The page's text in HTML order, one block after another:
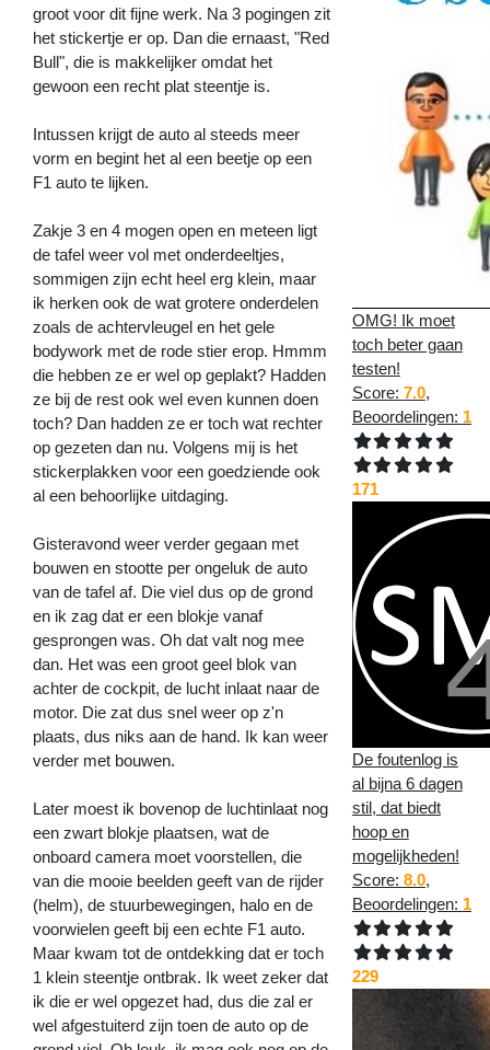
groot voor dit fijne werk. Na 3 pogingen zit
het stickertje er op. Dan die ernaast, "Red
Bull", die is makkelijker omdat het
gewoon een recht plat steentje is.
Intussen krijgt de auto al steeds meer
vorm en begint het al een beetje op een
F1 auto te lijken.
Zakje 3 en 4 mogen open en meteen ligt
de tafel weer vol met onderdeeltjes,
sommigen zijn echt heel erg klein, maar
ik herken ook de wat grotere onderdelen
zoals de achtervleugel en het gele
bodywork met de rode stier erop. Hmmm
die hebben ze er wel op geplakt? Hadden
ze bij de rest ook wel even kunnen doen
toch? Dan hadden ze er toch wat rechter
op gezeten dan nu. Volgens mij is het
stickerplakken voor een goedziende ook
al een behoorlijke uitdaging.
Gisteravond weer verder gegaan met
bouwen en stootte per ongeluk de auto
van de tafel af. Die viel dus op de grond
en ik zag dat er een blokje vanaf
gesprongen was. Oh dat valt nog mee
dan. Het was een groot geel blok van
achter de cockpit, de lucht inlaat naar de
motor. Die zat dus snel weer op z'n
plaats, dus niks aan de hand. Ik kan weer
verder met bouwen.
Later moest ik bovenop de luchtinlaat nog
een zwart blokje plaatsen, wat de
onboard camera moet voorstellen, die
van die mooie beelden geeft van de rijder
(helm), de stuurbewegingen, halo en de
voorwielen geeft bij een echte F1 auto.
Maar kwam tot de ontdekking dat er toch
1 klein steentje ontbrak. Ik weet zeker dat
ik die er wel opgezet had, dus die zal er
wel afgestuiterd zijn toen de auto op de
OMG! Ik moet
toch beter gaan
testen!
Score: 7.0,
Beoordelingen: 1
171
De foutenlog is
al bijna 6 dagen
stil, dat biedt
hoop en
mogelijkheden!
Score: 8.0,
Beoordelingen: 1
229